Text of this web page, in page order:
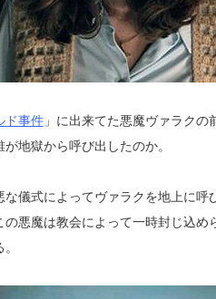
ド事件」に出来てた悪魔ヴァラクの
地獄から呼び出したのか。
な儀式によってヴァラクを地上に
の悪魔は教会によって一時封じ込